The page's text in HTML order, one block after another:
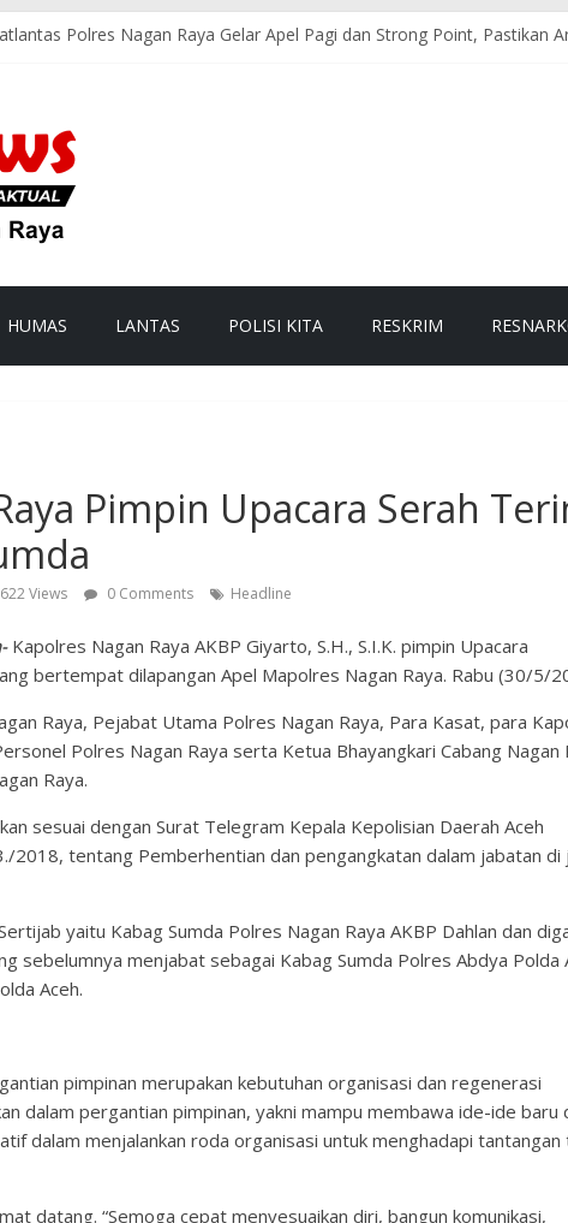
Polres Nagan Raya Gelar Apel Pagi dan Strong Point, Pastikan
Polsek Darul Makmur Sambangi Warga Desa Alue Bilie,
HUMAS LANTAS POLISI KITA RESKRIM
Pimpin Upacara Serah
622 Views 0 Comments Headline
Kapolres Nagan Raya AKBP Giyarto, S.H., S.I.K. pimpin Upacara
bertempat dilapangan Apel Mapolres Nagan Raya. Rabu (30/5/
Raya, Pejabat Utama Polres Nagan Raya, Para Kasat, para
Polres Nagan Raya serta Ketua Bhayangkari Cabang Nagan
Raya.
sesuai dengan Surat Telegram Kepala Kepolisian Daerah Aceh
2018, tentang Pemberhentian dan pengangkatan dalam jabatan di
yaitu Kabag Sumda Polres Nagan Raya AKBP Dahlan dan
sebelumnya menjabat sebagai Kabag Sumda Polres Abdya Polda
Aceh.
pimpinan merupakan kebutuhan organisasi dan regenerasi
dalam pergantian pimpinan, yakni mampu membawa ide-ide baru
dalam menjalankan roda organisasi untuk menghadapi tantangan
datang. “Semoga cepat menyesuaikan diri, bangun komunikasi,